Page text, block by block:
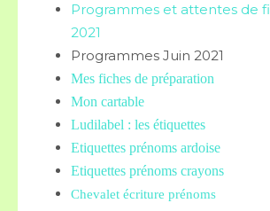
Programmes et attentes de
2021
Programmes Juin 2021
Mes fiches de préparation
Mon cartable
Ludilabel : les étiquettes
Etiquettes prénoms ardoise
Etiquettes prénoms crayons
Chevalet écriture prénoms